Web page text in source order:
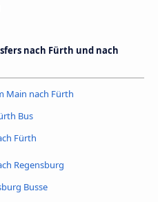
nach Fürth und nach
Main nach Fürth
Bus
Fürth
Regensburg
Busse